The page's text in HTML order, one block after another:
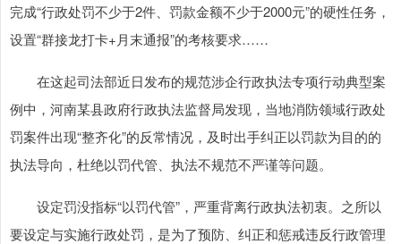
完成“行政处罚不少于2件、罚款金额不少于2000元”的硬性任务，
设置“群接龙打卡+月末通报”的考核要求……
在这起司法部近日发布的规范涉企行政执法专项行动典型案
例中，河南某县政府行政执法监督局发现，当地消防领域行政处
罚案件出现“整齐化”的反常情况，及时出手纠正以罚款为目的的
执法导向，杜绝以罚代管、执法不规范不严谨等问题。
设定罚没指标“以罚代管”，严重背离行政执法初衷。之所以
要设定与实施行政处罚，是为了预防、纠正和惩戒违反行政管理